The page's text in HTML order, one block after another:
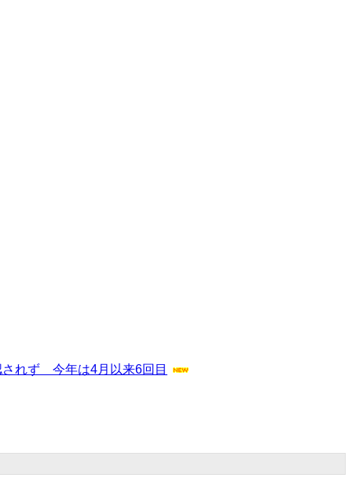
れず 今年は4月以来6回目